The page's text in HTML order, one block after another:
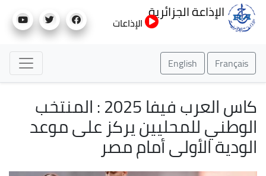
إلى
الإذاعة الجزائرية
الإذاعات
Français
English
كاس العرب فيفا 2025 : المنتخب
الوطني للمحليين يركز على موعد
الودية الأولى أمام مصر